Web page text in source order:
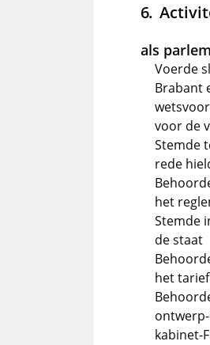
als
Voerde
Brabant
voor de
Stemde
rede
het
Stemde
de staat
het
kabinet-